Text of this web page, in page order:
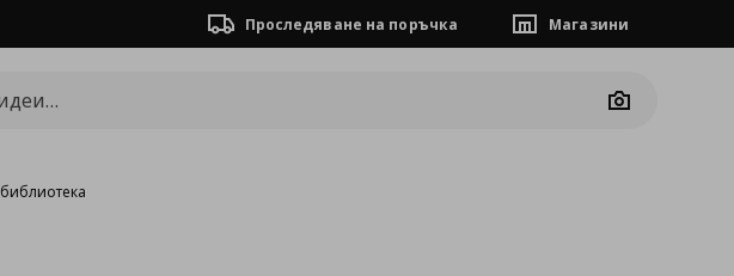
Проследяване на поръчка Магазини
Camera
библиотека